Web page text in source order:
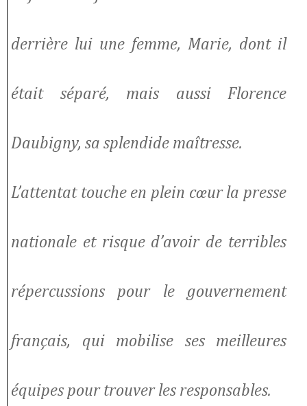
derrière lui une femme, Marie, dont il
était séparé, mais aussi Florence
Daubigny, sa splendide maîtresse.
L’attentat touche en plein cœur la presse
nationale et risque d’avoir de terribles
répercussions pour le gouvernement
français, qui mobilise ses meilleures
équipes pour trouver les responsables.